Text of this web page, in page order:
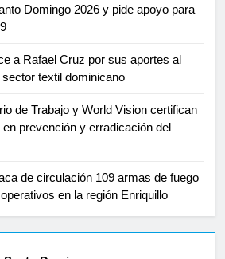
Domingo 2026 y pide apoyo para
a Rafael Cruz por sus aportes al
textil dominicano
de Trabajo y World Vision certifican
prevención y erradicación del
de circulación 109 armas de fuego
en la región Enriquillo